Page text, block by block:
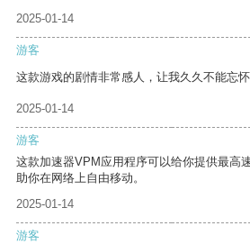
2025-01-14
游客
这款游戏的剧情非常感人，让我久久不能忘怀
2025-01-14
游客
这款加速器VPM应用程序可以给你提供最高
助你在网络上自由移动。
2025-01-14
游客